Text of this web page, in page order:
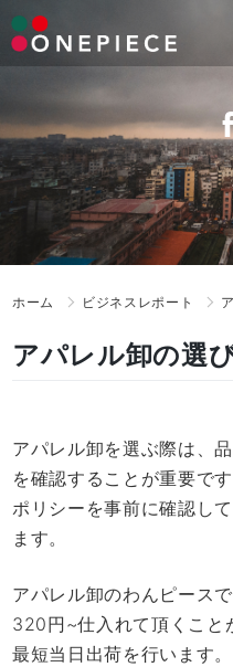
Skip
to
ホーム ビジネスレポート
アパレル卸の選
アパレル卸を選ぶ際は、
を確認することが重要で
ポリシーを事前に確認し
ます。
アパレル卸のわんピース
320円~仕入れて頂くこと
最短当日出荷を行います